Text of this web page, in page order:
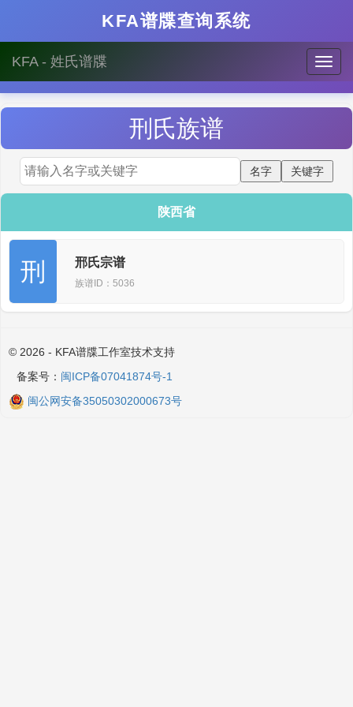
KFA谱牒查询系统
KFA - 姓氏谱牒
刑 氏族谱
陕西省
刑 邢氏宗谱
族谱ID：5036
© 2026 - KFA谱牒工作室技术支持
备案号： 闽ICP备07041874号-1
闽公网安备35050302000673号